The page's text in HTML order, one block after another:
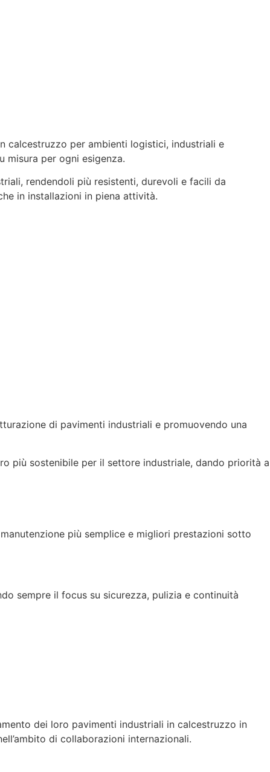
calcestruzzo per ambienti logistici, industriali e
misura per ogni esigenza.
rendendoli più resistenti, durevoli e facili da
in installazioni in piena attività.
di pavimenti industriali e promuovendo una
più sostenibile per il settore industriale, dando priorità a
più semplice e migliori prestazioni sotto
sempre il focus su sicurezza, pulizia e continuità
dei loro pavimenti industriali in calcestruzzo in
di collaborazioni internazionali.